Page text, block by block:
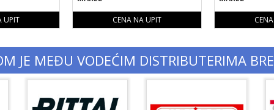
UPIT CENA NA UPIT
JE MEĐU VODEĆIM DISTRIBUTERIMA